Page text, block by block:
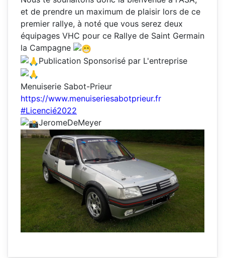
et de prendre un maximum de plaisir lors de ce
premier rallye, à noté que vous serez deux
équipages VHC pour ce Rallye de Saint Germain
la Campagne
Publication Sponsorisé par L'entreprise
Menuiserie Sabot-Prieur
https://www.menuiseriesabotprieur.fr
#Licencié2022
JeromeDeMeyer